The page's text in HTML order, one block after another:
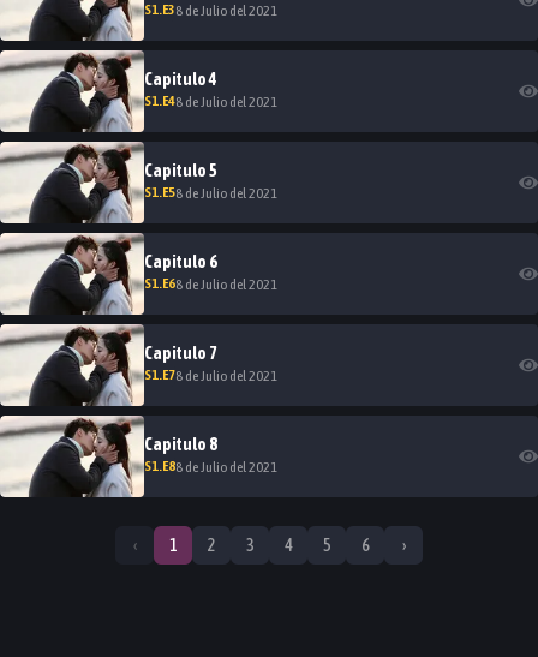
S1.E38 de Julio del 2021
Capitulo4
S1.E48 de Julio del 2021
Capitulo5
S1.E58 de Julio del 2021
Capitulo 6
S1.E68 de Julio del 2021
Capitulo 7
S1.E78 de Julio del 2021
Capitulo 8
S1.E88 de Julio del 2021
‹ 1 2 3 4 5 6 ›